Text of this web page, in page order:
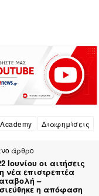
Διαφημίσεις
άρθρο
Ιουνίου οι αιτήσεις
νέα επιστρεπτέα
–
η απόφαση